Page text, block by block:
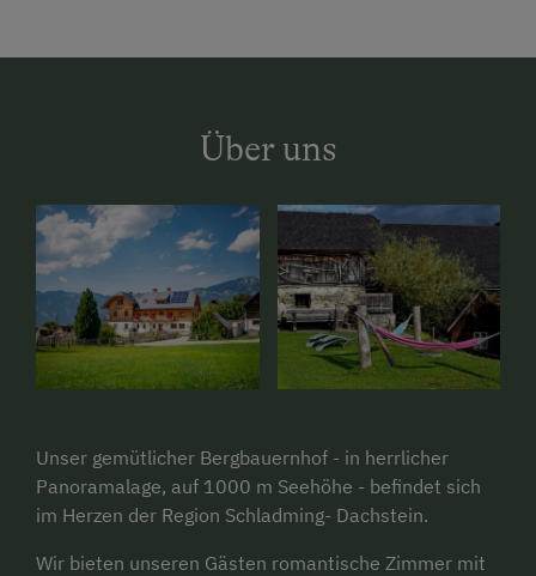
Über uns
Unser gemütlicher Bergbauernhof - in herrlicher
Panoramalage, auf 1000 m Seehöhe - befindet sich
im Herzen der Region Schladming- Dachstein.
Wir bieten unseren Gästen romantische Zimmer mit